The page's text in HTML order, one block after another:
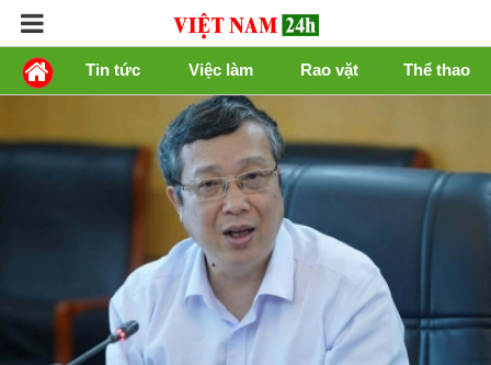
Tin tức Việc làm Rao vặt Thể thao